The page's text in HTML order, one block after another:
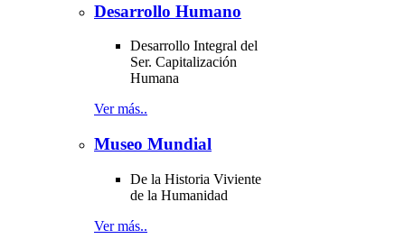
Desarrollo Humano
Desarrollo Integral del
Ser. Capitalización
Humana
Ver más..
Museo Mundial
De la Historia Viviente
de la Humanidad
Ver más..